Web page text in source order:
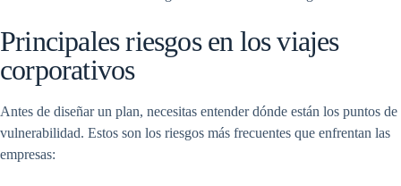
Principales riesgos en los viajes
corporativos
Antes de diseñar un plan, necesitas entender dónde están los puntos de
vulnerabilidad. Estos son los riesgos más frecuentes que enfrentan las
empresas: